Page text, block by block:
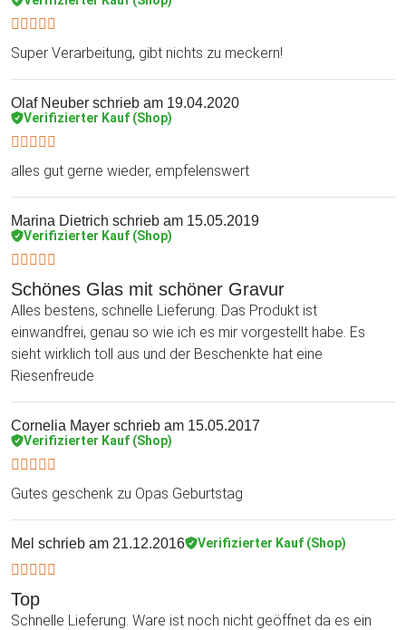
Super Verarbeitung, gibt nichts zu meckern!
Olaf Neuber schrieb am 19.04.2020
Verifizierter Kauf (Shop)
alles gut gerne wieder, empfelenswert
Marina Dietrich schrieb am 15.05.2019
Verifizierter Kauf (Shop)
Schönes Glas mit schöner Gravur
Alles bestens, schnelle Lieferung. Das Produkt ist
einwandfrei, genau so wie ich es mir vorgestellt habe. Es
sieht wirklich toll aus und der Beschenkte hat eine
Riesenfreude
Cornelia Mayer schrieb am 15.05.2017
Verifizierter Kauf (Shop)
Gutes geschenk zu Opas Geburtstag
Mel schrieb am 21.12.2016 Verifizierter Kauf (Shop)
Top
Schnelle Lieferung. Ware ist noch nicht geöffnet da es ein